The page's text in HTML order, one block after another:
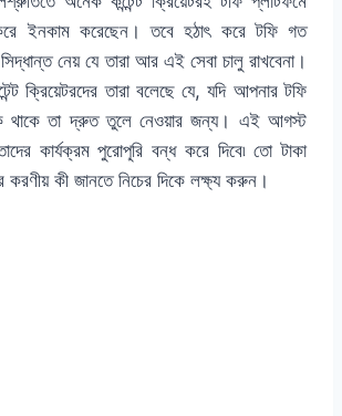
ইনকাম করেছেন। তবে হঠাৎ করে টফি গত
নেয় যে তারা আর এই সেবা চালু রাখবেনা।
ক্রিয়েটরদের তারা বলেছে যে, যদি আপনার টফি
থাকে তা দ্রুত তুলে নেওয়ার জন্য। এই আগস্ট
কার্যক্রম পুরোপুরি বন্ধ করে দিবে৷ তো টাকা
কী জানতে নিচের দিকে লক্ষ্য করুন।